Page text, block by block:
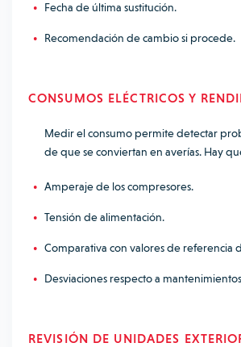
Fecha de última sustitución.
Recomendación de cambio si procede.
CONSUMOS ELÉCTRICOS Y
Medir el consumo permite detectar
de que se conviertan en averías. Hay
Amperaje de los compresores.
Tensión de alimentación.
Comparativa con valores de referencia
Desviaciones respecto a
REVISIÓN DE UNIDADES